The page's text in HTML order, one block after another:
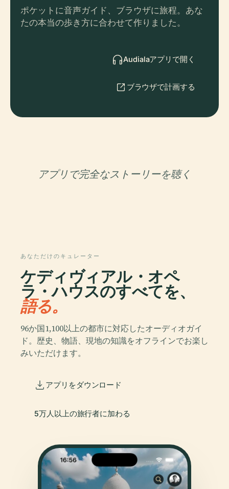
ポケットに音声ガイド、ブラウザに旅程。あな
たの本当の歩き方に合わせて作りました。
Audialaアプリで開く
ブラウザで計画する
アプリで完全なストーリーを聴く
あなただけのキュレーター
ケディヴィアル・オペ
ラ・ハウスのすべてを、
語る。
96か国1,100以上の都市に対応したオーディオガイ
ド。歴史、物語、現地の知識をオフラインでお楽し
みいただけます。
アプリをダウンロード
5万人以上の旅行者に加わる